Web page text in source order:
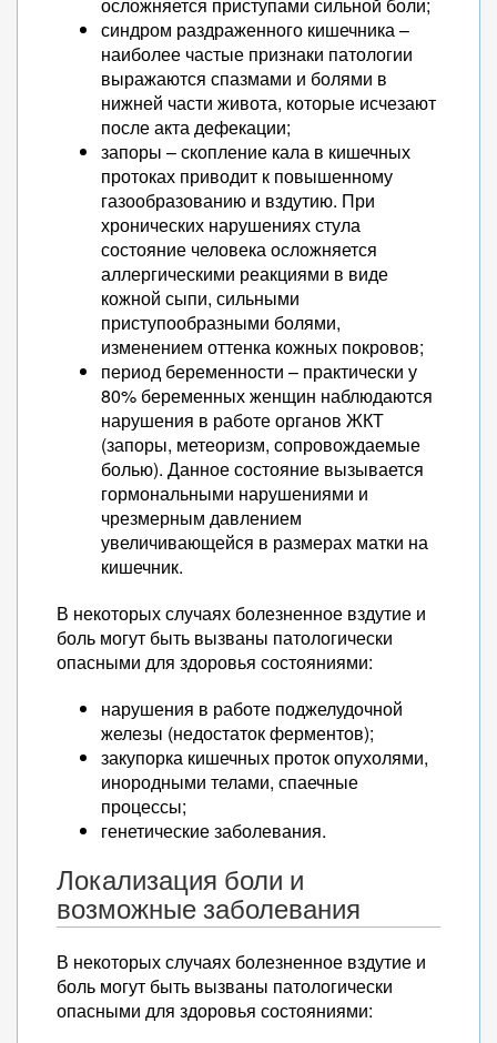
синдром раздраженного кишечника –
наиболее частые признаки патологии
выражаются спазмами и болями в
нижней части живота, которые исчезают
после акта дефекации;
запоры – скопление кала в кишечных
протоках приводит к повышенному
газообразованию и вздутию. При
хронических нарушениях стула
состояние человека осложняется
аллергическими реакциями в виде
кожной сыпи, сильными
приступообразными болями,
изменением оттенка кожных покровов;
период беременности – практически у
80% беременных женщин наблюдаются
нарушения в работе органов ЖКТ
(запоры, метеоризм, сопровождаемые
болью). Данное состояние вызывается
гормональными нарушениями и
чрезмерным давлением
увеличивающейся в размерах матки на
кишечник.
В некоторых случаях болезненное вздутие и
боль могут быть вызваны патологически
опасными для здоровья состояниями:
нарушения в работе поджелудочной
железы (недостаток ферментов);
закупорка кишечных проток опухолями,
инородными телами, спаечные
процессы;
генетические заболевания.
Локализация боли и
возможные заболевания
В некоторых случаях болезненное вздутие и
боль могут быть вызваны патологически
опасными для здоровья состояниями: